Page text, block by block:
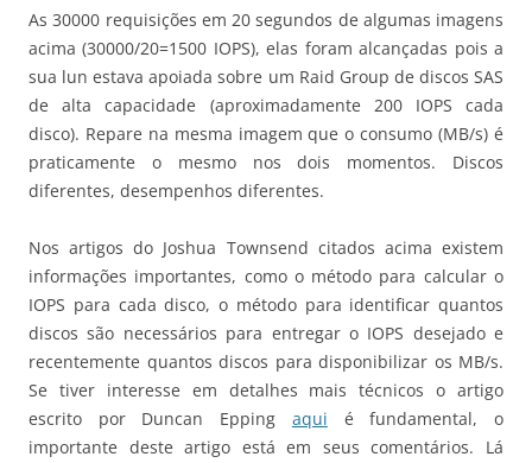
As 30000 requisições em 20 segundos de algumas imagens
acima (30000/20=1500 IOPS), elas foram alcançadas pois a
sua lun estava apoiada sobre um Raid Group de discos SAS
de alta capacidade (aproximadamente 200 IOPS cada
disco). Repare na mesma imagem que o consumo (MB/s) é
praticamente o mesmo nos dois momentos. Discos
diferentes, desempenhos diferentes.
Nos artigos do Joshua Townsend citados acima existem
informações importantes, como o método para calcular o
IOPS para cada disco, o método para identificar quantos
discos são necessários para entregar o IOPS desejado e
recentemente quantos discos para disponibilizar os MB/s.
Se tiver interesse em detalhes mais técnicos o artigo
escrito por Duncan Epping aqui é fundamental, o
importante deste artigo está em seus comentários. Lá